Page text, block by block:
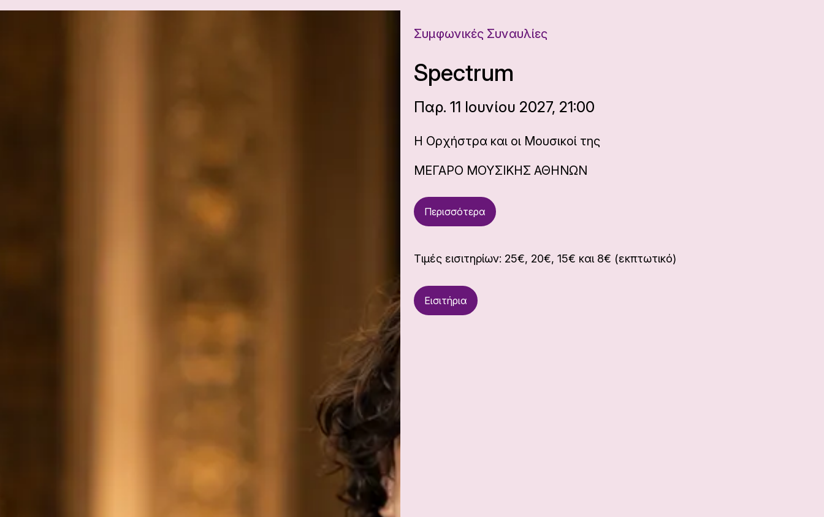
Συμφωνικές Συναυλίες
Spectrum
Παρ. 11 Ιουνίου 2027, 21:00
Η Ορχήστρα και οι Μουσικοί της
ΜΕΓΑΡΟ ΜΟΥΣΙΚΗΣ ΑΘΗΝΩΝ
Περισσότερα
Τιμές εισιτηρίων: 25€, 20€, 15€ και 8€ (εκπτωτικό)
Εισιτήρια